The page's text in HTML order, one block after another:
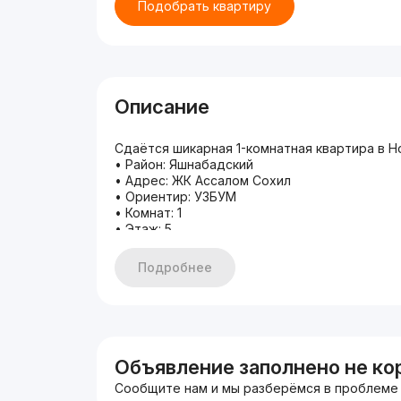
Подобрать квартиру
Описание
Сдаётся шикарная 1-комнатная квартира в
• Район: Яшнабадский
• Адрес: ЖК Ассалом Сохил
• Ориентир: УЗБУМ
• Комнат: 1
• Этаж: 5
• Площадь: 38м²
• Ремонт: современный евро
С уважением Zamin Home Estate
Агентство недвижимости, которому
Подробнее
Объявление заполнено не
Сообщите нам и мы разберёмся в проблеме